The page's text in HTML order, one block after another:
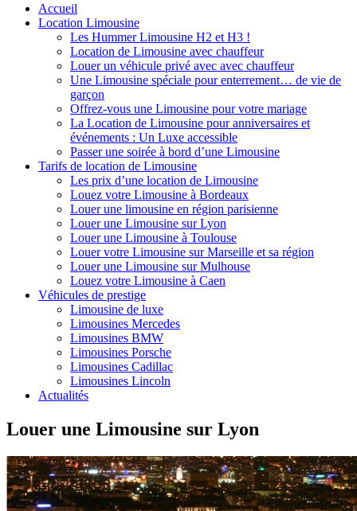
Accueil
Location Limousine
Les Hummer Limousine H2 et H3 !
Location de Limousine avec chauffeur
Louer un véhicule privé avec avec chauffeur
Une Limousine spéciale pour enterrement… de vie de
garçon
Offrez-vous une Limousine pour votre mariage
La Location de Limousine pour anniversaires et
événements : Un Luxe accessible
Passer une soirée à bord d’une Limousine
Tarifs de location de Limousine
Les prix d’une location de Limousine
Louez votre Limousine à Bordeaux
Louer une limousine en région parisienne
Louer une Limousine sur Lyon
Louer une Limousine à Toulouse
Louer votre Limousine sur Marseille et sa région
Louer une Limousine sur Mulhouse
Louez votre Limousine à Caen
Véhicules de prestige
Limousine de luxe
Limousines Mercedes
Limousines BMW
Limousines Porsche
Limousines Cadillac
Limousines Lincoln
Actualités
Louer une Limousine sur Lyon